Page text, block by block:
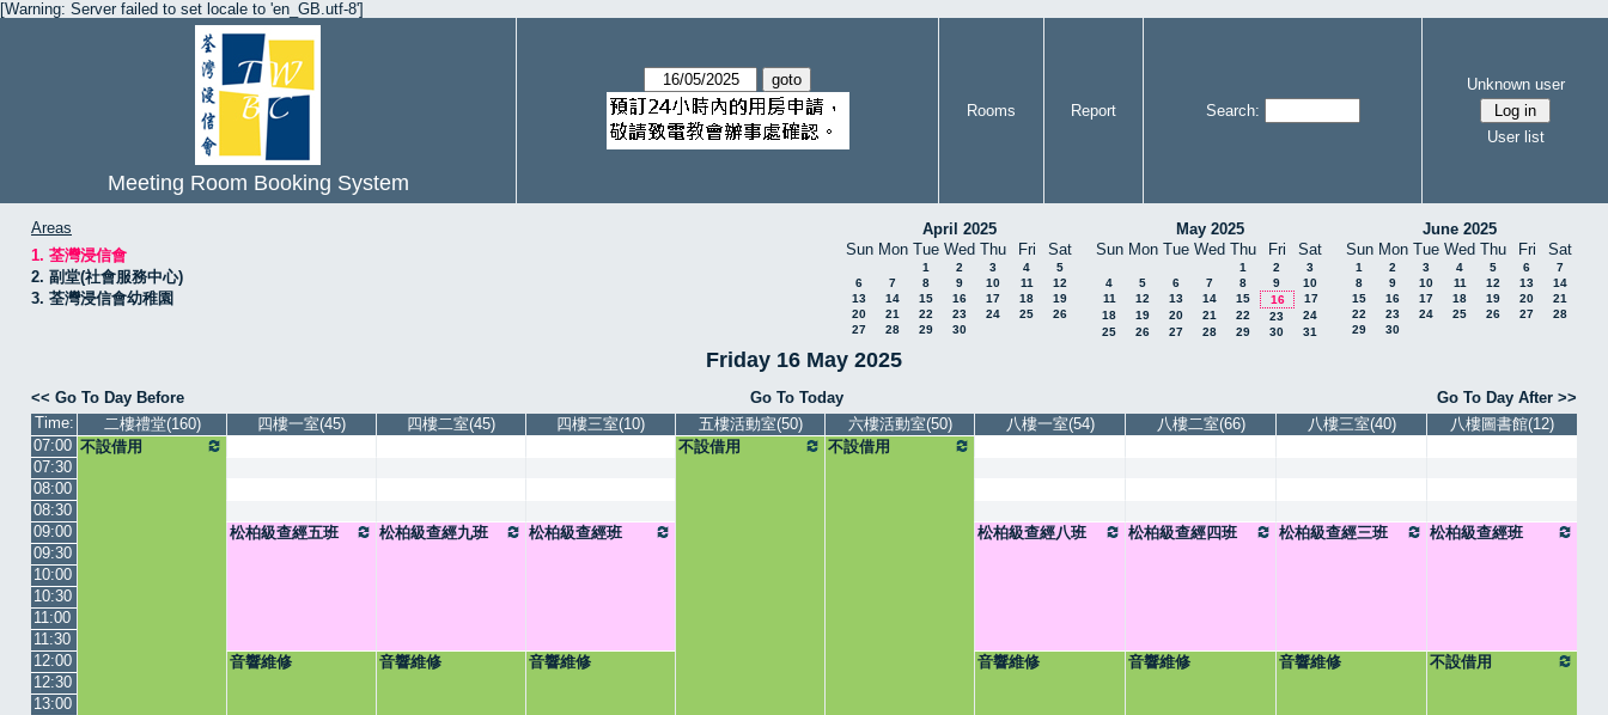
[Warning: Server failed to set locale to 'en_GB.utf-8']
Meeting Room Booking System
Rooms Report Search:
Unknown user
User list
Areas
1. 荃灣浸信會
2. 副堂(社會服務中心)
3. 荃灣浸信會幼稚園
April 2025
Sun Mon Tue Wed Thu Fri Sat
1 2 3 4
5
6
7 8 9 10 11
12
13
14 15 16 17 18
19
20
21 22 23 24 25
26
27
28 29 30
May 2025
Sun Mon Tue Wed Thu Fri Sat
1 2
3
4
5 6 7 8 9
10
11
12 13 14 15 16
17
18
19 20 21 22 23
24
25
26 27 28 29 30 31
June 2025
Sun Mon Tue Wed Thu Fri Sat
1 2 3 4 5 6
7
8
9 10 11 12 13
14
15
16 17 18 19 20
21
22
23 24 25 26 27
28
29
30
Friday 16 May 2025
<< Go To Day Before Go To Today
Go To Day After >>
Time:
二樓禮堂(160) 四樓一室(45) 四樓二室(45) 四樓三室(10) 五樓活動室(50) 六樓活動室(50) 八樓一室(54) 八樓二室(66) 八樓三室(40)
八樓圖書館(12)
07:00 不設借用 不設借用
不設借用
07:30
08:00
08:30
09:00
松柏級查經五班 松柏級查經九班 松柏級查經班 松柏級查經八班 松柏級查經四班 松柏級查經三班
松柏級查經班
09:30
10:00
10:30
11:00
11:30
12:00
音響維修 音響維修 音響維修 音響維修 音響維修 音響維修
不設借用
12:30
13:00